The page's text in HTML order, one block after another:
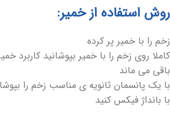
روش استفاده از خمیر:
زخم را با خمیر پر کرده
کاملا روی زخم را با خمیر بپوشانید کاربرد
باقی می ماند
با یک پانسمان ثانویه ی مناسب زخم را
با بانداژ فیکس کنید